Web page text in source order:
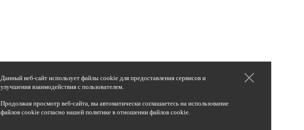
Данный веб-сайт использует файлы cookie для предоставления сервисов и
улучшения взаимодействия с пользователем.
Продолжая просмотр веб-сайта, вы автоматически соглашаетесь на использование
файлов cookie согласно нашей политике в отношении файлов cookie.